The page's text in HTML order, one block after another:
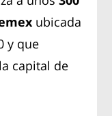
ubicada
y que
capital de